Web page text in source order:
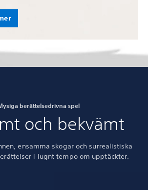
berättelsedrivna spel
och bekvämt
ensamma skogar och surrealistiska
i lugnt tempo om upptäckter.